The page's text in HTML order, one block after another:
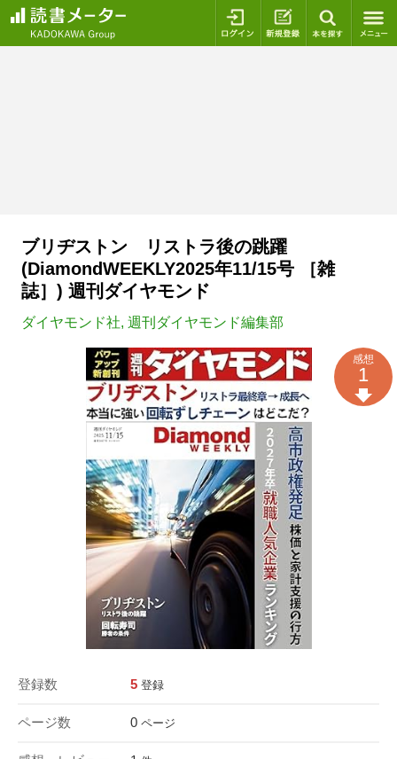
ログイン 新規登録
ブリヂストン リストラ後の跳躍
(DiamondWEEKLY2025年11/15号 ［雑
誌］) 週刊ダイヤモンド
ダイヤモンド社, 週刊ダイヤモンド編集部
登録数 5 登録
ページ数 0 ページ
感想
1